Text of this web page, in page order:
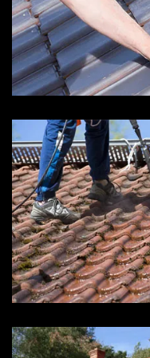
Devis fuite
Savoie
Devis
Savoie